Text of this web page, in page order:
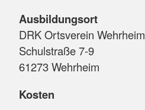
Ausbildungsort
DRK Ortsverein Wehrheim
Schulstraße 7-9
61273 Wehrheim
Kosten